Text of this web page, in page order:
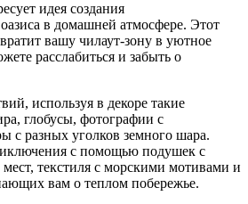
идея создания
в домашней атмосфере. Этот
вашу чилаут-зону в уютное
расслабиться и забыть о
используя в декоре такие
глобусы, фотографии с
с разных уголков земного шара.
с помощью подушек с
текстиля с морскими мотивами и
вам о теплом побережье.